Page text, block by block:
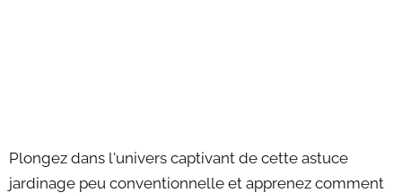
Plongez dans l'univers captivant de cette astuce
jardinage peu conventionnelle et apprenez comment